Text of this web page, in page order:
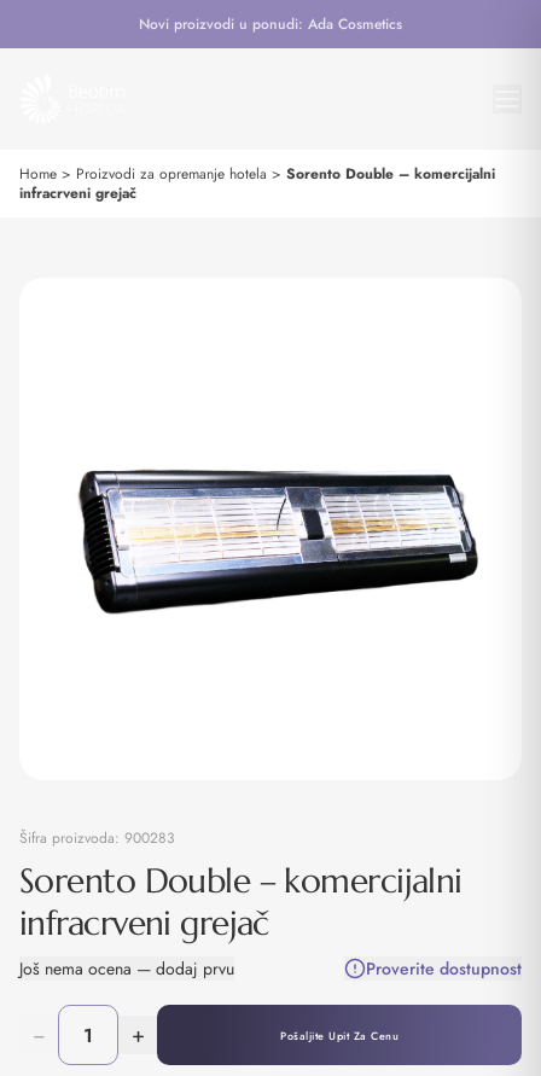
Novi proizvodi u ponudi: Ada Cosmetics
Home > Proizvodi za opremanje hotela > Sorento Double – komercijalni
infracrveni grejač
Šifra proizvoda: 900283
Sorento Double – komercijalni
infracrveni grejač
Još nema ocena — dodaj prvu Proverite dostupnost
− + Pošaljite Upit Za Cenu